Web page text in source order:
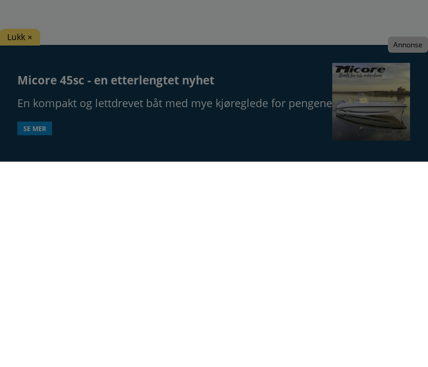
Micore 45sc - en etterlengtet nyhet
En kompakt og lettdrevet båt med mye kjøreglede for pengene
SE MER
Annonse
Lukk ×